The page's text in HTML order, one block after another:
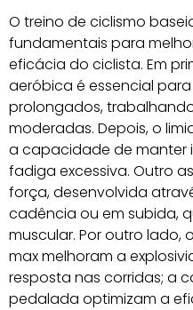
O treino de ciclismo
fundamentais para
eficácia do ciclista. Em
aeróbica é essencial
prolongados,
moderadas. Depois, o
a capacidade de manter
fadiga excessiva. Outro
força, desenvolvida
cadência ou em subida,
muscular. Por outro lado,
max melhoram a
resposta nas corridas; a
pedalada optimizam a